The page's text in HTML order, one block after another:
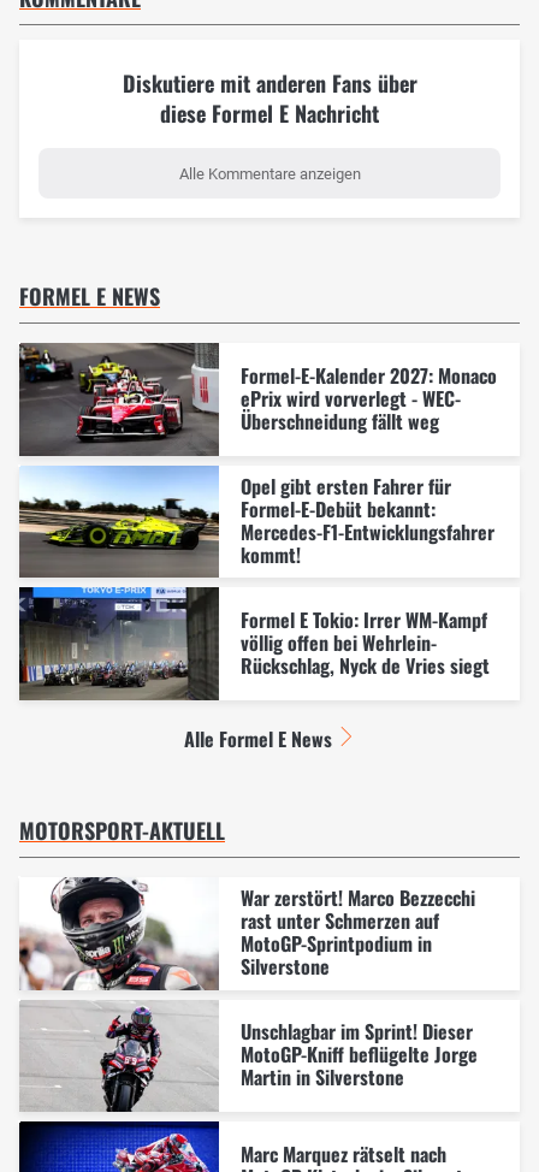
Diskutiere mit anderen Fans über
diese Formel E Nachricht
Alle Kommentare anzeigen
FORMEL E NEWS
Formel-E-Kalender 2027: Monaco
ePrix wird vorverlegt - WEC-
Überschneidung fällt weg
Opel gibt ersten Fahrer für
Formel-E-Debüt bekannt:
Mercedes-F1-Entwicklungsfahrer
kommt!
Formel E Tokio: Irrer WM-Kampf
völlig offen bei Wehrlein-
Rückschlag, Nyck de Vries siegt
Alle Formel E News
MOTORSPORT-AKTUELL
War zerstört! Marco Bezzecchi
rast unter Schmerzen auf
MotoGP-Sprintpodium in
Silverstone
Unschlagbar im Sprint! Dieser
MotoGP-Kniff beflügelte Jorge
Martin in Silverstone
Marc Marquez rätselt nach